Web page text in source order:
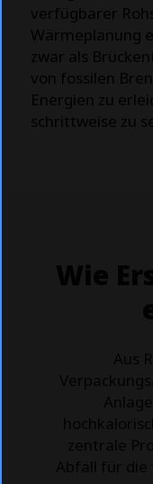
verfügbarer
Wärmeplanung
zwar als
von fossilen
Energien zu
schrittweise zu